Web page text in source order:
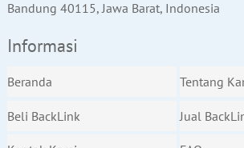
Bandung 40115, Jawa Barat, Indonesia
Informasi
Beranda Tentang
Beli BackLink Jual